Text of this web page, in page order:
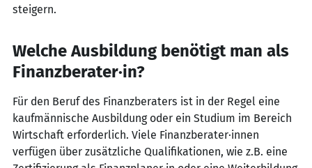
steigern.
Welche Ausbildung benötigt man als
Finanzberater·in?
Für den Beruf des Finanzberaters ist in der Regel eine
kaufmännische Ausbildung oder ein Studium im Bereich
Wirtschaft erforderlich. Viele Finanzberater·innen
verfügen über zusätzliche Qualifikationen, wie z.B. eine